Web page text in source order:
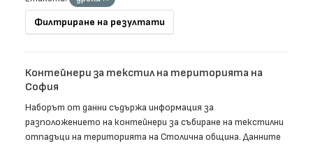
Филтриране на резултати
Контейнери за текстил на територията на
София
Наборът от данни съдържа информация за
разположението на контейнери за събиране на текстилни
отпадъци на територията на Столична община. Данните